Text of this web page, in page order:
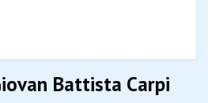
Battista Carpi